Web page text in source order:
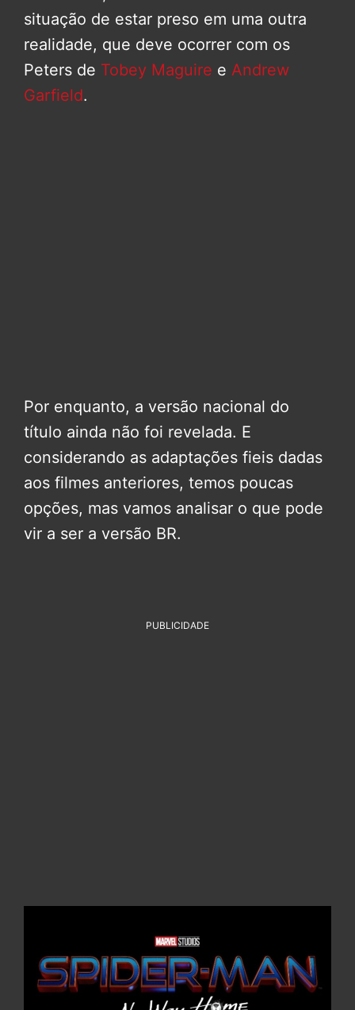
situação de estar preso em uma outra
realidade, que deve ocorrer com os
Peters de Tobey Maguire e Andrew
Garfield.
Por enquanto, a versão nacional do
título ainda não foi revelada. E
considerando as adaptações fieis dadas
aos filmes anteriores, temos poucas
opções, mas vamos analisar o que pode
vir a ser a versão BR.
PUBLICIDADE